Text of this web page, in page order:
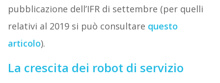
pubblicazione dell’IFR di settembre (per quelli
relativi al 2019 si può consultare questo
articolo).
La crescita dei robot di servizio